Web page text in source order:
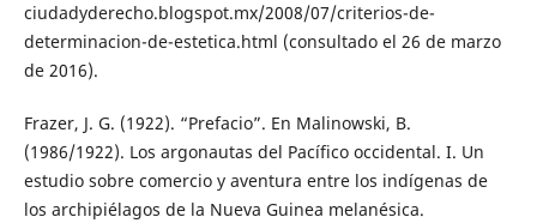
ciudadyderecho.blogspot.mx/2008/07/criterios-de-
determinacion-de-estetica.html (consultado el 26 de marzo
de 2016).
Frazer, J. G. (1922). “Prefacio”. En Malinowski, B.
(1986/1922). Los argonautas del Pacífico occidental. I. Un
estudio sobre comercio y aventura entre los indígenas de
los archipiélagos de la Nueva Guinea melanésica.